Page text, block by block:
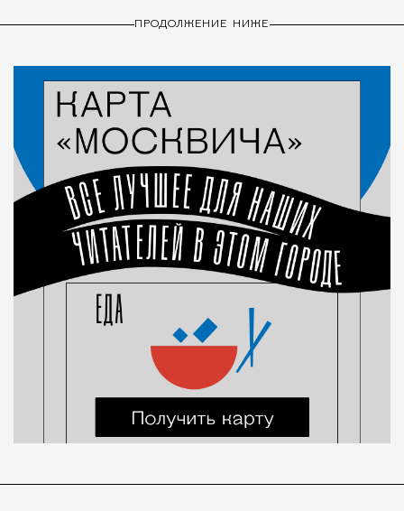
ПРОДОЛЖЕНИЕ НИЖЕ